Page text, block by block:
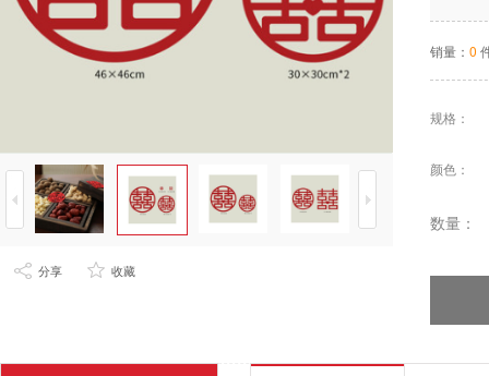
分享 收藏
销量： 0
规格 ：
颜色 ：
数量：